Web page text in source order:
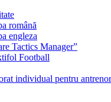
română
engleza
Tactics Manager”
Football
individual pentru